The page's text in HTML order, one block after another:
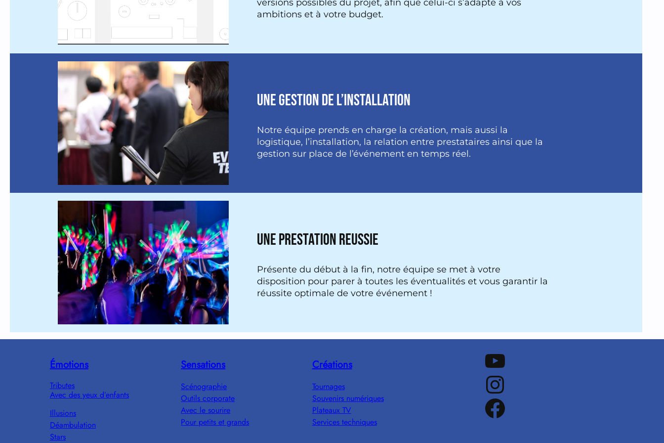
versions possibles du projet, afin que celui-ci s’adapte à vos
ambitions et à votre budget.
UNE GESTION DE L’INSTALLATION
Notre équipe prends en charge la création, mais aussi la
logistique, l’installation, la relation entre prestataires ainsi que la
gestion sur place de l’événement en temps réel.
UNE PRESTATION REUSSIE
Présente du début à la fin, notre équipe se met à votre
disposition pour parer à toutes les éventualités et vous garantir la
réussite optimale de votre événement !
Émotions
Tributes
Avec des yeux d’enfants
Illusions
Déambulation
Stars
Sensations
Scénographie
Outils corporate
Avec le sourire
Pour petits et grands
Créations
Tournages
Souvenirs numériques
Plateaux TV
Services techniques
Notre chaine Youtube
Notre Instagram
Notre Facebook